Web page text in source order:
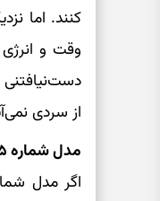
کنند. اما
وقت و
از سردی
مدل شماره ۵